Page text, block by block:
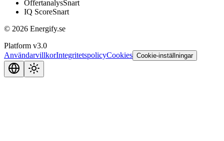
OffertanalysSnart
IQ ScoreSnart
© 2026 Energify.se
Platform v3.0
AnvändarvillkorIntegritetspolicyCookies Cookie-inställningar